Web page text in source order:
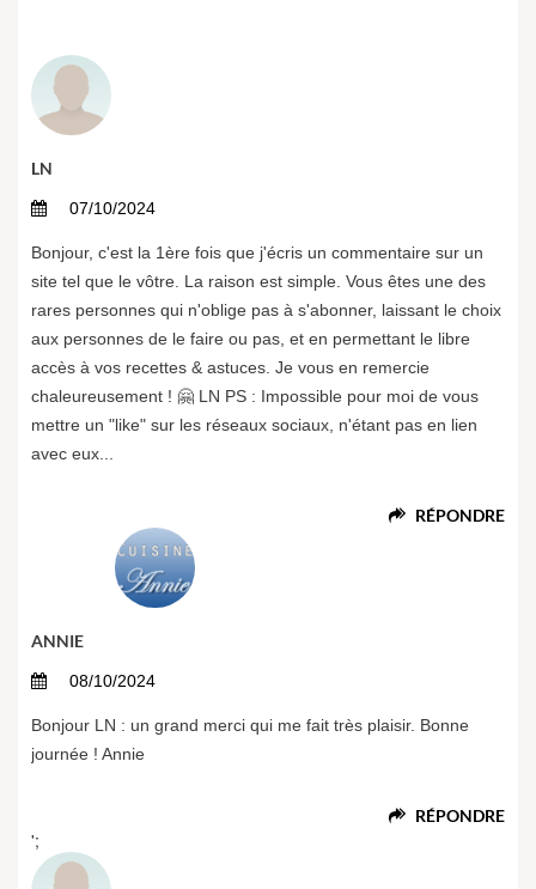
LN
07/10/2024
Bonjour, c'est la 1ère fois que j'écris un commentaire sur un
site tel que le vôtre. La raison est simple. Vous êtes une des
rares personnes qui n'oblige pas à s'abonner, laissant le choix
aux personnes de le faire ou pas, et en permettant le libre
accès à vos recettes & astuces. Je vous en remercie
chaleureusement ! 🤗 LN PS : Impossible pour moi de vous
mettre un "like" sur les réseaux sociaux, n'étant pas en lien
avec eux...
RÉPONDRE
ANNIE
08/10/2024
Bonjour LN : un grand merci qui me fait très plaisir. Bonne
journée ! Annie
RÉPONDRE
';